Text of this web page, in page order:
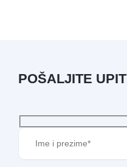
POŠALJITE UPIT